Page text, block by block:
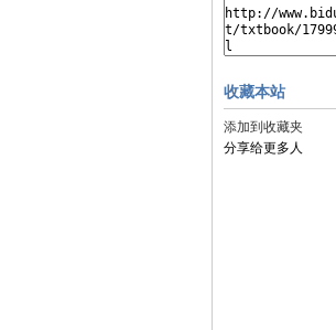
收藏本站
添加到收藏夹
分享给更多人